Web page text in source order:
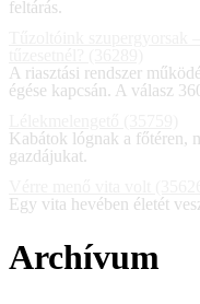
feltárás.
A riasztási rendszer
égése kapcsán. A válasz
Kabátok lógnak a főtéren,
gazdájukat.
Egy vita hevében életét
Archívum